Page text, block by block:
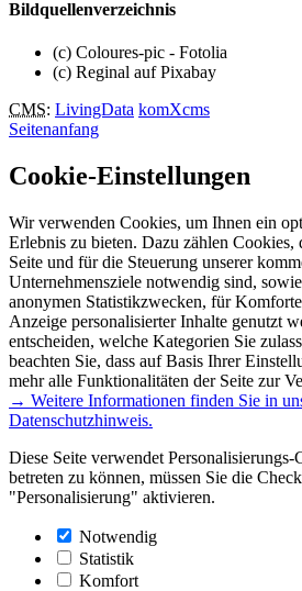
Bildquellenverzeichnis
(c) Coloures-pic - Fotolia
(c) Reginal auf Pixabay
CMS: LivingData komXcms
Seitenanfang
Cookie-Einstellungen
Wir verwenden Cookies, um Ihnen ein
Erlebnis zu bieten. Dazu zählen Cookies,
Seite und für die Steuerung unserer
Unternehmensziele notwendig sind,
anonymen Statistikzwecken, für
Anzeige personalisierter Inhalte genutzt
entscheiden, welche Kategorien Sie
beachten Sie, dass auf Basis Ihrer
mehr alle Funktionalitäten der Seite zur
→ Weitere Informationen finden Sie in
Datenschutzhinweis.
Diese Seite verwendet
betreten zu können, müssen Sie die
"Personalisierung" aktivieren.
Notwendig
Statistik
Komfort